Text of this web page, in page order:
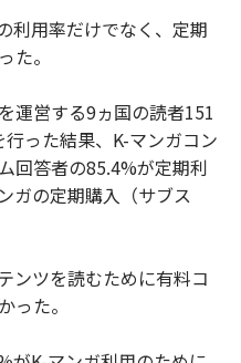
利用率だけでなく、定期
た。
運営する9ヵ国の読者151
った結果、K-マンガコン
回答者の85.4%が定期利
ガの定期購入（サブス
ンツを読むために有料コ
った。